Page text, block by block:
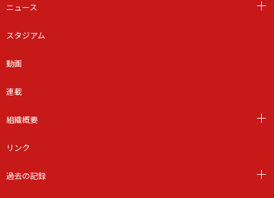
ニュース
スタジアム
動画
連載
組織概要
リンク
過去の記録